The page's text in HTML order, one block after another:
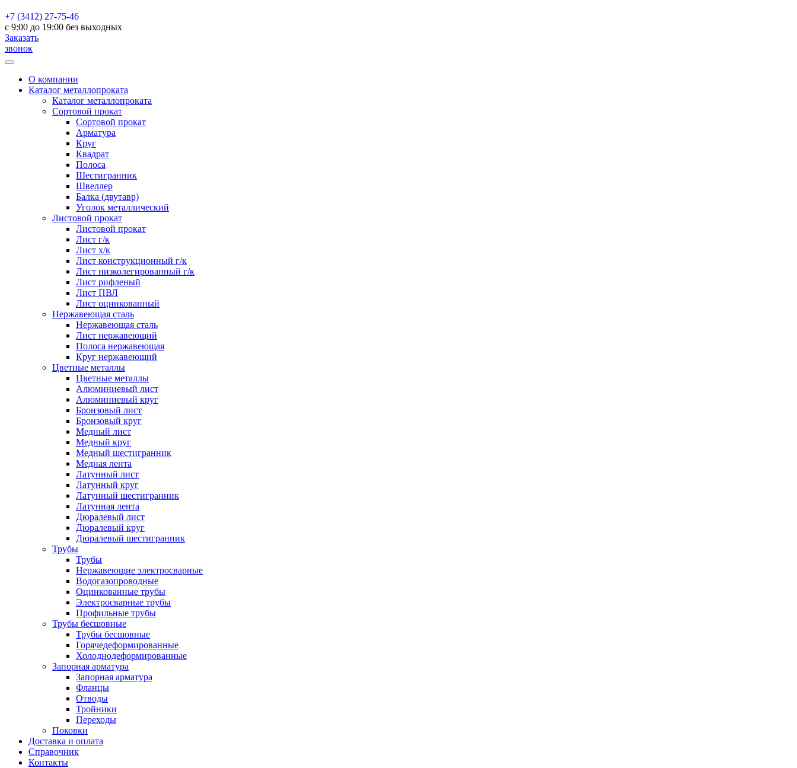
+7 (3412) 27-75-46
c 9:00 до 19:00 без выходных
Заказать
звонок
О компании
Каталог металлопроката
Каталог металлопроката
Сортовой прокат
Сортовой прокат
Арматура
Круг
Квадрат
Полоса
Шестигранник
Швеллер
Балка (двутавр)
Уголок металлический
Листовой прокат
Листовой прокат
Лист г/к
Лист х/к
Лист конструкционный г/к
Лист низколегированный г/к
Лист рифленый
Лист ПВЛ
Лист оцинкованный
Нержавеющая сталь
Нержавеющая сталь
Лист нержавеющий
Полоса нержавеющая
Круг нержавеющий
Цветные металлы
Цветные металлы
Алюминиевый лист
Алюминиевый круг
Бронзовый лист
Бронзовый круг
Медный лист
Медный круг
Медный шестигранник
Медная лента
Латунный лист
Латунный круг
Латунный шестигранник
Латунная лента
Дюралевый лист
Дюралевый круг
Дюралевый шестигранник
Трубы
Трубы
Нержавеющие электросварные
Водогазопроводные
Оцинкованные трубы
Электросварные трубы
Профильные трубы
Трубы бесшовные
Трубы бесшовные
Горячедеформированные
Холоднодеформированные
Запорная арматура
Запорная арматура
Фланцы
Отводы
Тройники
Переходы
Поковки
Доставка и оплата
Справочник
Контакты